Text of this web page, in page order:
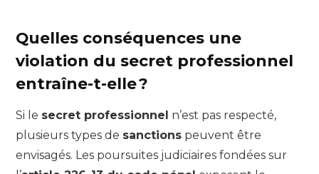
Quelles conséquences une
violation du secret professionnel
entraîne-t-elle ?
Si le secret professionnel n’est pas respecté,
plusieurs types de sanctions peuvent être
envisagés. Les poursuites judiciaires fondées sur